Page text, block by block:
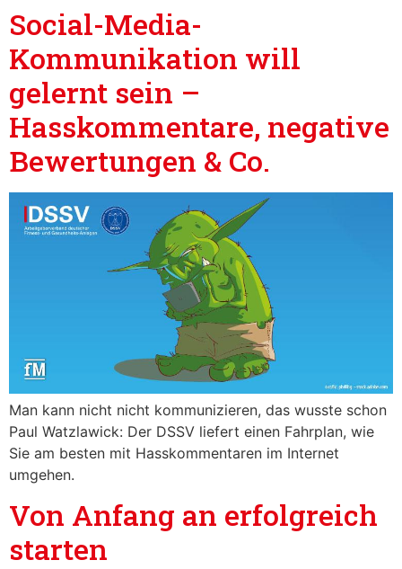
Einwilligungsauswahl
Notwendig
Präferenzen
Statistiken
Marketing
Alle akzeptieren
Auswahl erlauben
Alle ablehnen
Social-Media-
Kommunikation will
gelernt sein –
Hasskommentare, negative
Bewertungen & Co.
Man kann nicht nicht kommunizieren, das wusste schon
Paul Watzlawick: Der DSSV liefert einen Fahrplan, wie
Sie am besten mit Hasskommentaren im Internet
umgehen.
Von Anfang an erfolgreich
starten